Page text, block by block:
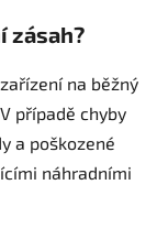
zásah?
na běžný
případě chyby
a poškozené
náhradními